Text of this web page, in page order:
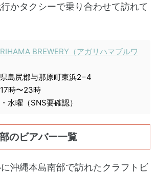
かタクシーで乗り合わせて訪れて
BREWERY（アガリハマブルワ
島尻郡与那原町東浜2−4
時〜23時
水曜（SNS要確認）
のビアバー一覧
沖縄本島南部で訪れたクラフトビ